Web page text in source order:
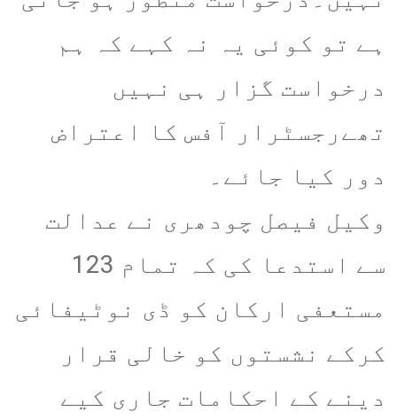
ہے تو کوئی یہ نہ کہے کہ ہم
درخواست گزار ہی نہیں
تھےرجسٹرار آفس کا اعتراض
دور کیا جائے۔
وکیل فیصل چودھری نے عدالت
سے استدعا کی کہ تمام 123
مستعفی ارکان کو ڈی نوٹیفائی
کرکے نشستوں کو خالی قرار
دینے کے احکامات جاری کیے